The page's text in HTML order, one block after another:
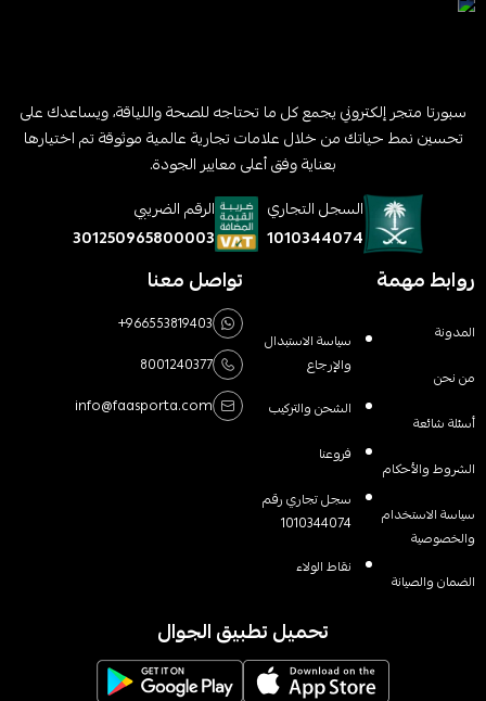
سبورتا متجر إلكتروني يجمع كل ما تحتاجه للصحة واللياقة، ويساعدك على
تحسين نمط حياتك من خلال علامات تجارية عالمية موثوقة تم اختيارها
بعناية وفق أعلى معايير الجودة.
السجل التجاري
1010344074
الرقم الضريبي
301250965800003
روابط مهمة
المدونة
من نحن
أسئلة شائعة
الشروط والأحكام
سياسة الاستخدام
والخصوصية
الضمان والصيانة
سياسة الاستبدال
والإرجاع
الشحن والتركيب
فروعنا
سجل تجاري رقم
1010344074
نقاط الولاء
تواصل معنا
+966553819403
8001240377
info@faasporta.com
تحميل تطبيق الجوال